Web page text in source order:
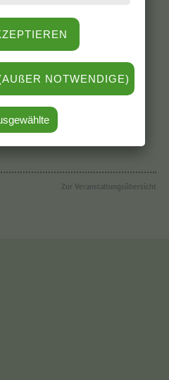
Artikel weiter
Zur Veranstaltungsübersicht